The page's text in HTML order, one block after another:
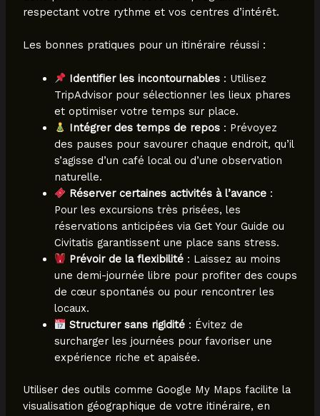
respectant votre rythme et vos centres d’intérêt.
Les bonnes pratiques pour un itinéraire réussi :
Identifier les incontournables : Utilisez
TripAdvisor pour sélectionner les lieux phares
et optimiser votre temps sur place.
Intégrer des temps de repos : Prévoyez
des pauses pour savourer chaque endroit, qu’il
s’agisse d’un café local ou d’une observation
naturelle.
Réserver certaines activités à l’avance :
Pour les excursions très prisées, les
réservations anticipées via Get Your Guide ou
Civitatis garantissent une place sans stress.
Prévoir de la flexibilité : Laissez au moins
une demi-journée libre pour profiter des coups
de cœur spontanés ou pour rencontrer les
locaux.
Structurer sans rigidité : Évitez de
surcharger les journées pour favoriser une
expérience riche et apaisée.
Utiliser des outils comme Google My Maps facilite la
visualisation géographique de votre itinéraire, en